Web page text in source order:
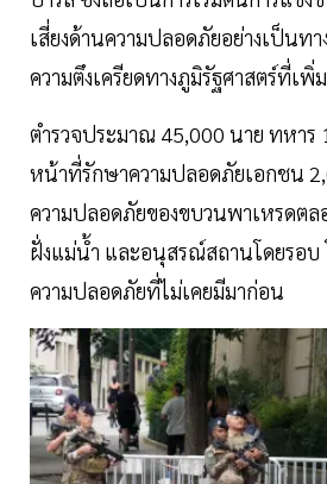
เสี่ยงด้านความปลอดภัยอย่างเป็นทา
ความตึงเครียดทางภูมิรัฐศาสตร์ที่เพิ่
ตำรวจประมาณ 45,000 นาย ทหาร
หน้าที่รักษาความปลอดภัยเอกชน
ความปลอดภัยของขบวนพาเหรดต
ฝั่งแม่น้ำ และอนุสรณ์สถานโดยรอบ
ความปลอดภัยที่ไม่เคยมีมาก่อน